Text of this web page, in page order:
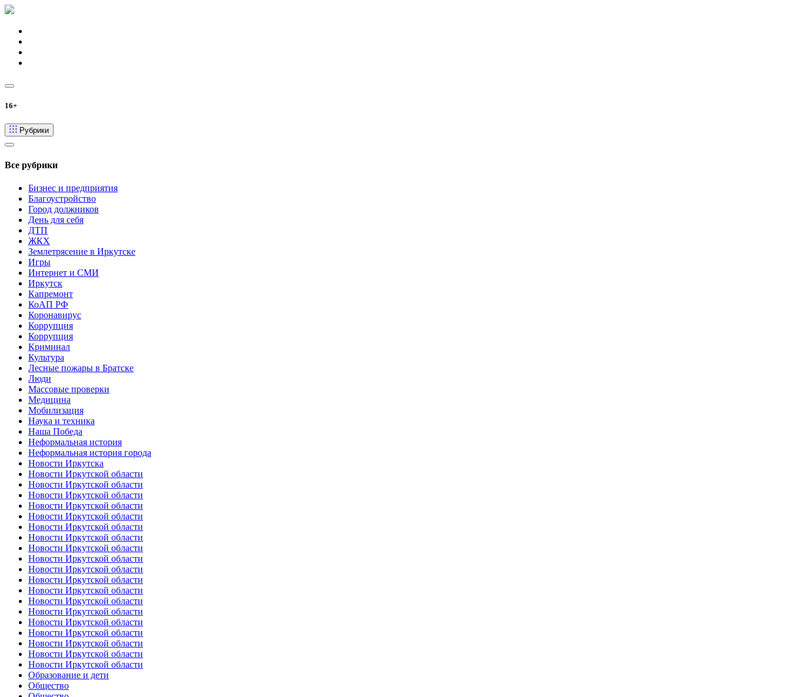
16+
Рубрики
Все рубрики
Бизнес и предприятия
Благоустройство
Город должников
День для себя
ДТП
ЖКХ
Землетрясение в Иркутске
Игры
Интернет и СМИ
Иркутск
Капремонт
КоАП РФ
Коронавирус
Коррупция
Коррупция
Криминал
Культура
Лесные пожары в Братске
Люди
Массовые проверки
Медицина
Мобилизация
Наука и техника
Наша Победа
Неформальная история
Неформальная история города
Новости Иркутска
Новости Иркутской области
Новости Иркутской области
Новости Иркутской области
Новости Иркутской области
Новости Иркутской области
Новости Иркутской области
Новости Иркутской области
Новости Иркутской области
Новости Иркутской области
Новости Иркутской области
Новости Иркутской области
Новости Иркутской области
Новости Иркутской области
Новости Иркутской области
Новости Иркутской области
Новости Иркутской области
Новости Иркутской области
Новости Иркутской области
Новости Иркутской области
Образование и дети
Общество